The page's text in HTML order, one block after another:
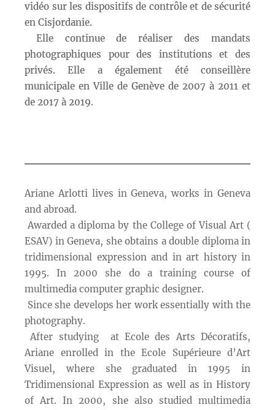
vidéo sur les dispositifs de contrôle et de sécurité
en Cisjordanie.
Elle continue de réaliser des mandats
photographiques pour des institutions et des
privés. Elle a également été conseillère
municipale en Ville de Genève de 2007 à 2011 et
de 2017 à 2019.
Ariane Arlotti lives in Geneva, works in Geneva
and abroad.
Awarded a diploma by the College of Visual Art (
ESAV) in Geneva, she obtains a double diploma in
tridimensional expression and in art history in
1995. In 2000 she do a training course of
multimedia computer graphic designer.
Since she develops her work essentially with the
photography.
After studying at Ecole des Arts Décoratifs,
Ariane enrolled in the Ecole Supérieure d’Art
Visuel, where she graduated in 1995 in
Tridimensional Expression as well as in History
of Art. In 2000, she also studied multimedia